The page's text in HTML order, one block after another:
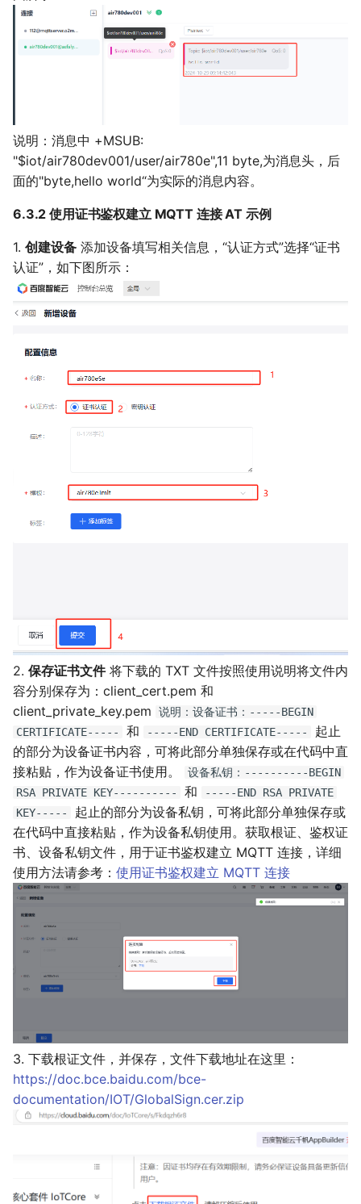
说明：消息中 +MSUB:
"$iot/air780dev001/user/air780e",11 byte,为消息头，后
面的"byte,hello world“为实际的消息内容。
6.3.2 使用证书鉴权建立 MQTT 连接 AT 示例
1. 创建设备 添加设备填写相关信息，“认证方式”选择“证书
认证”，如下图所示：
2. 保存证书文件将下载的 TXT 文件按照使用说明将文件内
容分别保存为：client_cert.pem 和
client_private_key.pem
说明：设备证书：-----BEGIN
CERTIFICATE-----
和 -----END CERTIFICATE-----
起止
的部分为设备证书内容，可将此部分单独保存或在代码中直
接粘贴，作为设备证书使用。
设备私钥：----------BEGIN
RSA PRIVATE KEY----------
和
-----END RSA PRIVATE
KEY-----
起止的部分为设备私钥，可将此部分单独保存或
在代码中直接粘贴，作为设备私钥使用。获取根证、鉴权证
书、设备私钥文件，用于证书鉴权建立 MQTT 连接，详细
使用方法请参考： 使用证书鉴权建立 MQTT 连接
3. 下载根证文件，并保存，文件下载地址在这里：
https://doc.bce.baidu.com/bce-
documentation/IOT/GlobalSign.cer.zip